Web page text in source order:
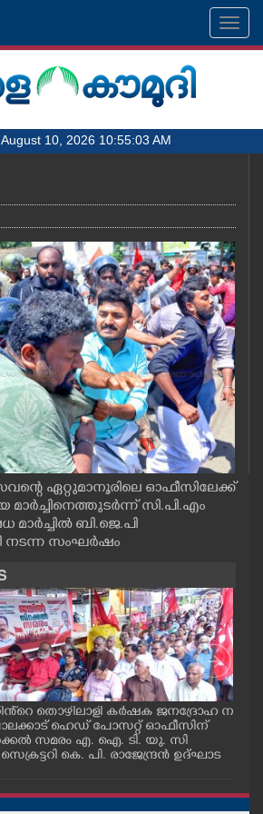
10, 2026 10:55:03 AM
ഏറ്റുമാനൂരിലെ ഓഫീസിലേക്ക്
മാർച്ചിനെത്തുടർന്ന് സി.പി.എം
മാർച്ചിൽ ബി.ജെ.പി
നടന്ന സംഘർഷം
തൊഴിലാളി കർഷക ജനദ്രോഹ ന
ഹെഡ് പോസറ്റ് ഓഫീസിന്
സമരം എ. ഐ. ടി. യു. സി
കെ. പി. രാജേന്ദ്രൻ ഉദ്ഘാട